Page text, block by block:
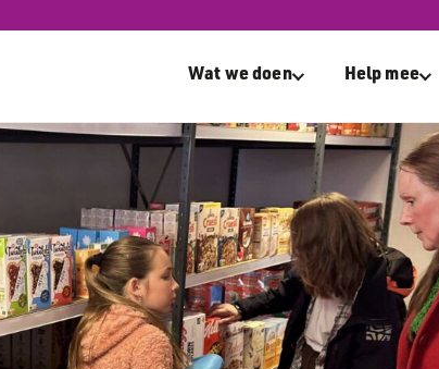
Wat we doen Help mee